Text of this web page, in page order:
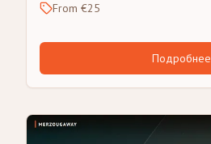
From €25
Подробнее